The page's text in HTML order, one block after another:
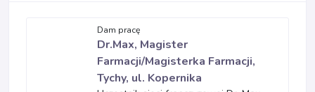
Dam pracę
Dr.Max, Magister
Farmacji/Magisterka Farmacji,
Tychy, ul. Kopernika